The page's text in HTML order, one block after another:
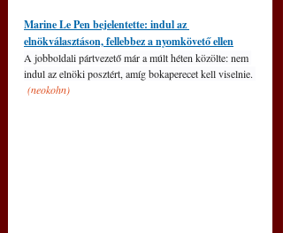
Marine Le Pen bejelentette: indul az
elnökválasztáson, fellebbez a nyomkövető ellen
A jobboldali pártvezető már a múlt héten közölte: nem
indul az elnöki posztért, amíg bokaperecet kell viselnie.
(neokohn)